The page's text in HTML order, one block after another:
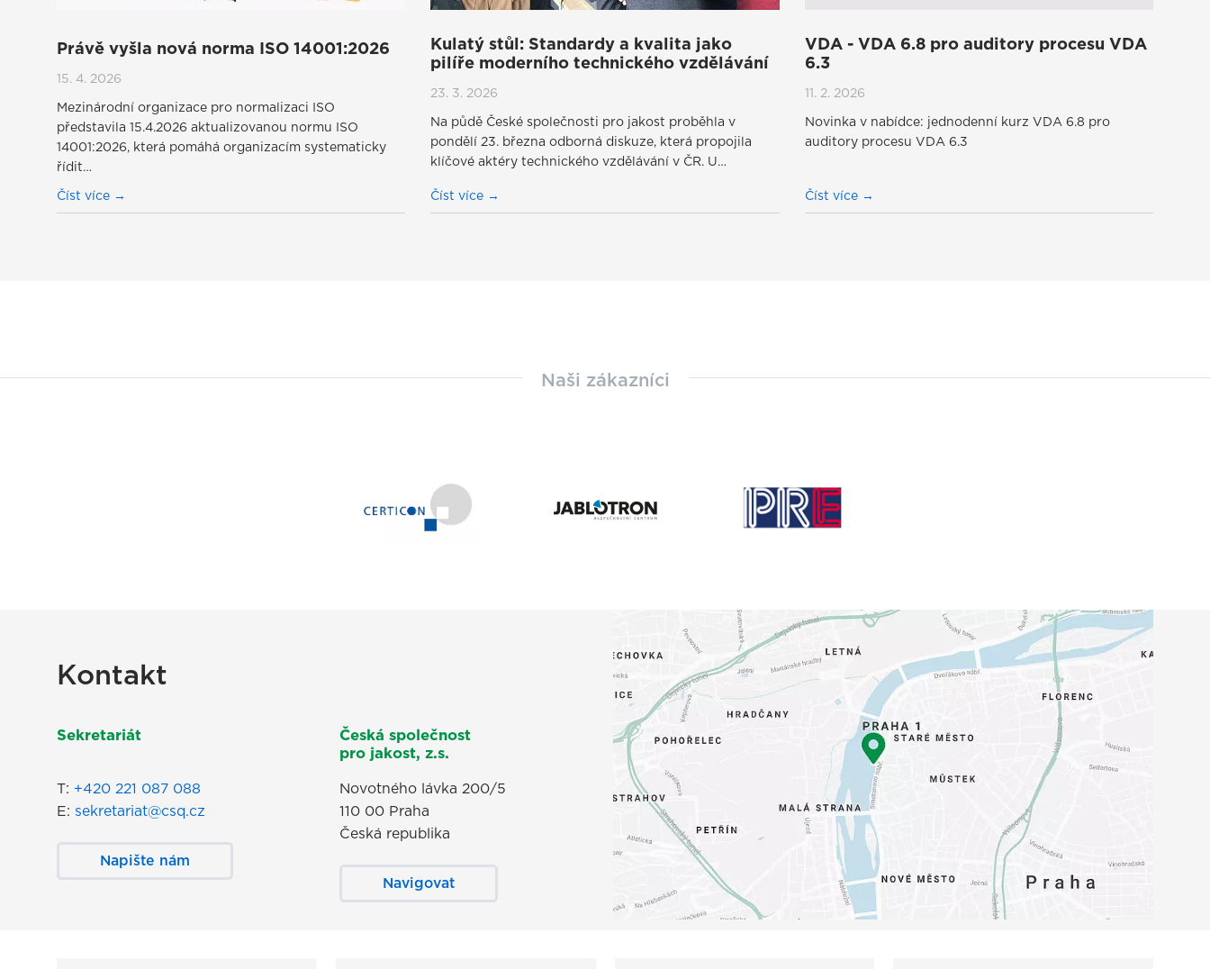
Právě vyšla nová norma ISO 14001:2026
15. 4. 2026
Mezinárodní organizace pro normalizaci ISO
představila 15.4.2026 aktualizovanou normu ISO
14001:2026, která pomáhá organizacím systematicky
řídit…
Číst více
Kulatý stůl: Standardy a kvalita jako
pilíře moderního technického vzdělávání
23. 3. 2026
Na půdě České společnosti pro jakost proběhla v
pondělí 23. března odborná diskuze, která propojila
klíčové aktéry technického vzdělávání v ČR. U…
Číst více
VDA - VDA 6.8 pro auditory procesu VDA
6.3
11. 2. 2026
Novinka v nabídce: jednodenní kurz VDA 6.8 pro
auditory procesu VDA 6.3
Číst více
Naši zákazníci
Kontakt
Sekretariát
T: +420 221 087 088
E: sekretariat@csq.cz
Napište nám
Česká společnost
pro jakost, z.s.
Novotného lávka 200/5
110 00 Praha
Česká republika
Navigovat